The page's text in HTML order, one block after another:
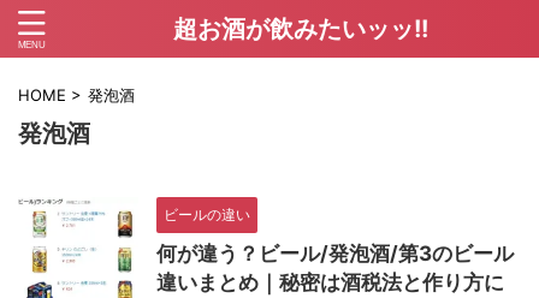
超お酒が飲みたいッッ!!
HOME > 発泡酒
発泡酒
ビールの違い
何が違う？ビール/発泡酒/第3のビール
違いまとめ｜秘密は酒税法と作り方に